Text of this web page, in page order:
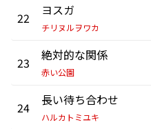
22 ヨスガ
チリヌルヲワカ
23 絶対的な関係
赤い公園
24 長い待ち合わせ
ハルカトミユキ